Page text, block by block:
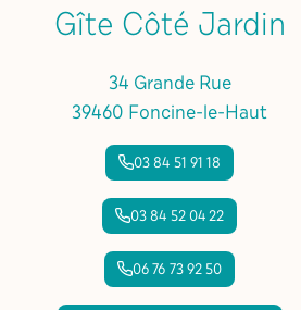
Gîte Côté Jardin
34 Grande Rue
39460 Foncine-le-Haut
03 84 51 91 18
03 84 52 04 22
06 76 73 92 50